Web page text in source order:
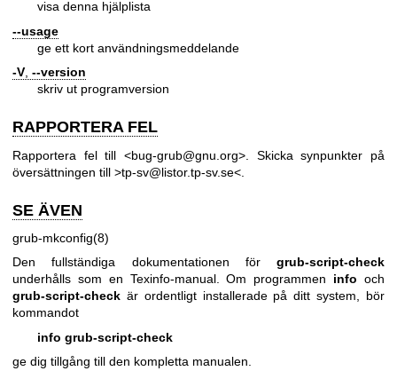
visa denna hjälplista
--usage
ge ett kort användningsmeddelande
-V --version
skriv ut programversion
RAPPORTERA FEL
Rapportera fel till <bug-grub@gnu.org>. Skicka synpunkter på
översättningen till >tp-sv@listor.tp-sv.se<.
SE ÄVEN
grub-mkconfig(8)
Den fullständiga dokumentationen för grub-script-check
underhålls som en Texinfo-manual. Om programmen info och
grub-script-check är ordentligt installerade på ditt system, bör
kommandot
info grub-script-check
ge dig tillgång till den kompletta manualen.